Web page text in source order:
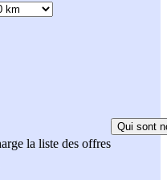
la liste des offres
Qui sont